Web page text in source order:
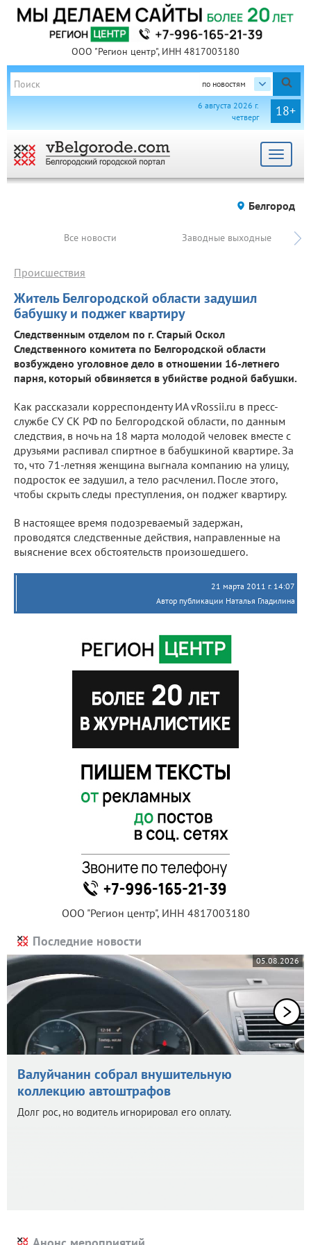
ООО "Регион центр", ИНН 4817003180
по новостям
18+
6 августа 2026 г.
четверг
Toggle
Белгород
Все новости Заводные выходные
Житель Белгородской области задушил
бабушку и поджег квартиру
Происшествия
Следственным отделом по г. Старый Оскол
Следственного комитета по Белгородской области
возбуждено уголовное дело в отношении 16-летнего
парня, который обвиняется в убийстве родной бабушки.
Как рассказали корреспонденту ИА vRossii.ru в пресс-
службе СУ СК РФ по Белгородской области, по данным
следствия, в ночь на 18 марта молодой человек вместе с
друзьями распивал спиртное в бабушкиной квартире. За
то, что 71-летняя женщина выгнала компанию на улицу,
подросток ее задушил, а тело расчленил. После этого,
чтобы скрыть следы преступления, он поджег квартиру.
В настоящее время подозреваемый задержан,
проводятся следственные действия, направленные на
выяснение всех обстоятельств произошедшего.
21 марта 2011 г. 14:07
Автор публикации Наталья Гладилина
ООО "Регион центр", ИНН 4817003180
Последние новости
05.08.2026
Валуйчанин собрал внушительную
коллекцию автоштрафов
Долг рос, но водитель игнорировал его оплату.